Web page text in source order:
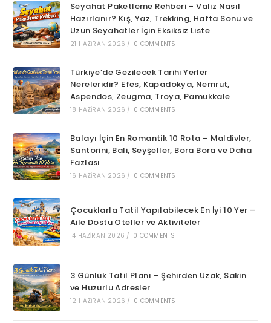
Seyahat Paketleme Rehberi – Valiz Nasıl
Hazırlanır? Kış, Yaz, Trekking, Hafta Sonu ve
Uzun Seyahatler İçin Eksiksiz Liste
21 HAZIRAN 2026 / 0 COMMENTS
Türkiye’de Gezilecek Tarihi Yerler
Nereleridir? Efes, Kapadokya, Nemrut,
Aspendos, Zeugma, Troya, Pamukkale
18 HAZIRAN 2026 / 0 COMMENTS
Balayı İçin En Romantik 10 Rota – Maldivler,
Santorini, Bali, Seyşeller, Bora Bora ve Daha
Fazlası
16 HAZIRAN 2026 / 0 COMMENTS
Çocuklarla Tatil Yapılabilecek En İyi 10 Yer –
Aile Dostu Oteller ve Aktiviteler
14 HAZIRAN 2026 / 0 COMMENTS
3 Günlük Tatil Planı – Şehirden Uzak, Sakin
ve Huzurlu Adresler
12 HAZIRAN 2026 / 0 COMMENTS